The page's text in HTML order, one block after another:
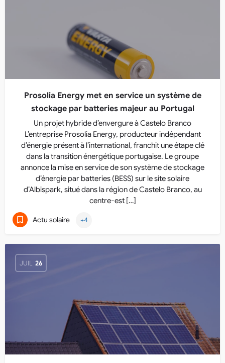
Prosolia Energy met en service un système de
stockage par batteries majeur au Portugal
Un projet hybride d’envergure à Castelo Branco
L’entreprise Prosolia Energy, producteur indépendant
d’énergie présent à l’international, franchit une étape clé
dans la transition énergétique portugaise. Le groupe
annonce la mise en service de son système de stockage
d’énergie par batteries (BESS) sur le site solaire
d’Albispark, situé dans la région de Castelo Branco, au
centre-est […]
Actu solaire +4
JUIL 26